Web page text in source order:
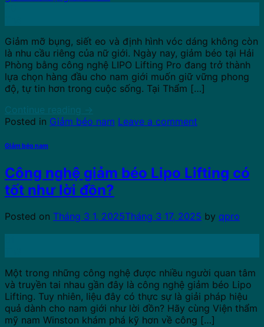
Giảm mỡ bụng, siết eo và định hình vóc dáng không còn
là nhu cầu riêng của nữ giới. Ngày nay, giảm béo tại Hải
Phòng bằng công nghệ LIPO Lifting Pro đang trở thành
lựa chọn hàng đầu cho nam giới muốn giữ vững phong
độ, tự tin hơn trong cuộc sống. Tại Thẩm […]
Continue reading
→
Posted in Giảm béo nam Leave a comment
Giảm béo nam
Công nghệ giảm béo Lipo Lifting có
tốt như lời đồn?
Posted on Tháng 3 1, 2025Tháng 3 17, 2025 by qpro
Một trong những công nghệ được nhiều người quan tâm
và truyền tai nhau gần đây là công nghệ giảm béo Lipo
Lifting. Tuy nhiên, liệu đây có thực sự là giải pháp hiệu
quả dành cho nam giới như lời đồn? Hãy cùng Viện thẩm
mỹ nam Winston khám phá kỹ hơn về công […]